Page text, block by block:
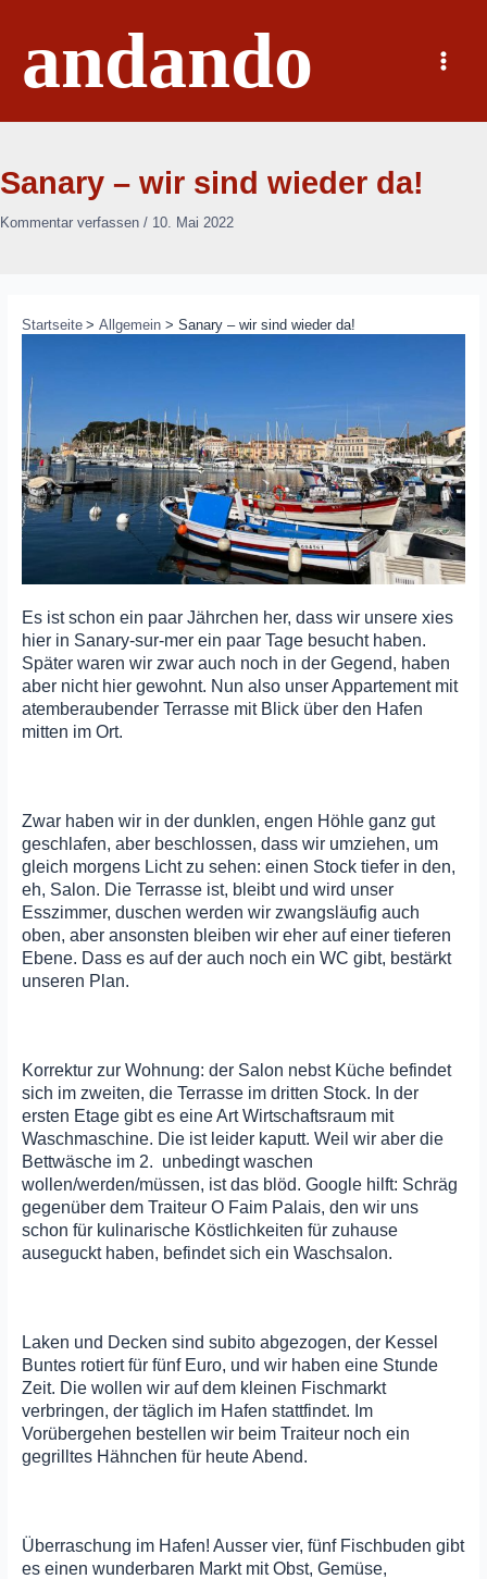
springenandando
Main
Menu
Sanary – wir sind wieder da!
Kommentar verfassen / 10. Mai 2022
Startseite Allgemein Sanary – wir sind wieder da!
Es ist schon ein paar Jährchen her, dass wir unsere xies
hier in Sanary-sur-mer ein paar Tage besucht haben.
Später waren wir zwar auch noch in der Gegend, haben
aber nicht hier gewohnt. Nun also unser Appartement mit
atemberaubender Terrasse mit Blick über den Hafen
mitten im Ort.
Zwar haben wir in der dunklen, engen Höhle ganz gut
geschlafen, aber beschlossen, dass wir umziehen, um
gleich morgens Licht zu sehen: einen Stock tiefer in den,
eh, Salon. Die Terrasse ist, bleibt und wird unser
Esszimmer, duschen werden wir zwangsläufig auch
oben, aber ansonsten bleiben wir eher auf einer tieferen
Ebene. Dass es auf der auch noch ein WC gibt, bestärkt
unseren Plan.
Korrektur zur Wohnung: der Salon nebst Küche befindet
sich im zweiten, die Terrasse im dritten Stock. In der
ersten Etage gibt es eine Art Wirtschaftsraum mit
Waschmaschine. Die ist leider kaputt. Weil wir aber die
Bettwäsche im 2. unbedingt waschen
wollen/werden/müssen, ist das blöd. Google hilft: Schräg
gegenüber dem Traiteur O Faim Palais, den wir uns
schon für kulinarische Köstlichkeiten für zuhause
auseguckt haben, befindet sich ein Waschsalon.
Laken und Decken sind subito abgezogen, der Kessel
Buntes rotiert für fünf Euro, und wir haben eine Stunde
Zeit. Die wollen wir auf dem kleinen Fischmarkt
verbringen, der täglich im Hafen stattfindet. Im
Vorübergehen bestellen wir beim Traiteur noch ein
gegrilltes Hähnchen für heute Abend.
Überraschung im Hafen! Ausser vier, fünf Fischbuden gibt
es einen wunderbaren Markt mit Obst, Gemüse,